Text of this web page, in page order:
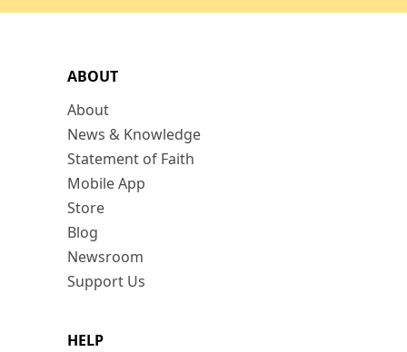
ABOUT
About
News & Knowledge
Statement of Faith
Mobile App
Store
Blog
Newsroom
Support Us
HELP